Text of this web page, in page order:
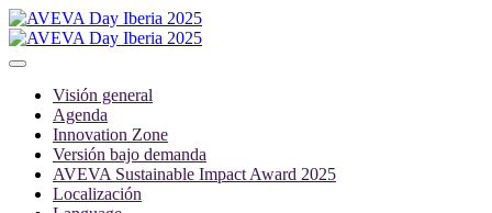
Visión general
Agenda
Innovation Zone
Versión bajo demanda
AVEVA Sustainable Impact Award 2025
Localización